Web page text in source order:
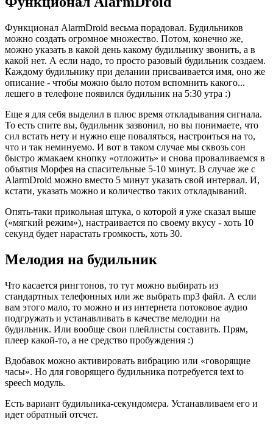
Функционал AlarmDroid весьма порадовал. Будильников
можно создать огромное множество. Потом, конечно же,
можно указать в какой день какому будильнику звонить, а в
какой нет. А если надо, то просто разовый будильник создаем.
Каждому будильнику при делании присваивается имя, оно же
описание - чтобы можно было потом вспомнить какого...
лешего в телефоне появился будильник на 5:30 утра :)
Еще я для себя выделил в плюс время откладывания сигнала.
То есть спите вы, будильник зазвонил, но вы понимаете, что
сил встать нету и нужно еще поваляться, настроиться на то,
что и так неминуемо. И вот в таком случае мы сквозь сон
быстро жмакаем кнопку «отложить» и снова проваливаемся в
объятия Морфея на спасительные 5-10 минут. В случае же с
AlarmDroid можно вместо 5 минут указать свой интервал. И,
кстати, указать можно и количество таких откладываний.
Опять-таки прикольная штука, о которой я уже сказал выше
(«мягкий режим»), настраивается по своему вкусу - хоть 10
секунд будет нарастать громкость, хоть 30.
Мелодия на будильник
Что касается рингтонов, то тут можно выбирать из
стандартных телефонных или же выбрать mp3 файл. А если
вам этого мало, то можно и из интернета потоковое аудио
подгружать и устанавливать в качестве мелодии на
будильник. Или вообще свои плейлисты составить. Прям,
плеер какой-то, а не средство пробуждения :)
Вдобавок можно активировать вибрацию или «говорящие
часы». Но для говорящего будильника потребуется text to
speech модуль.
Есть вариант будильника-секундомера. Устанавливаем его и
идет обратный отсчет.